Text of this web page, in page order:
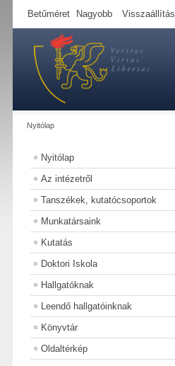
Betűméret Nagyobb Visszaállítás
Nyitólap
Nyitólap
Az intézetről
Tanszékek, kutatócsoportok
Munkatársaink
Kutatás
Doktori Iskola
Hallgatóknak
Leendő hallgatóinknak
Könyvtár
Oldaltérkép